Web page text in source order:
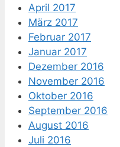
April 2017
März 2017
Februar 2017
Januar 2017
Dezember 2016
November 2016
Oktober 2016
September 2016
August 2016
Juli 2016